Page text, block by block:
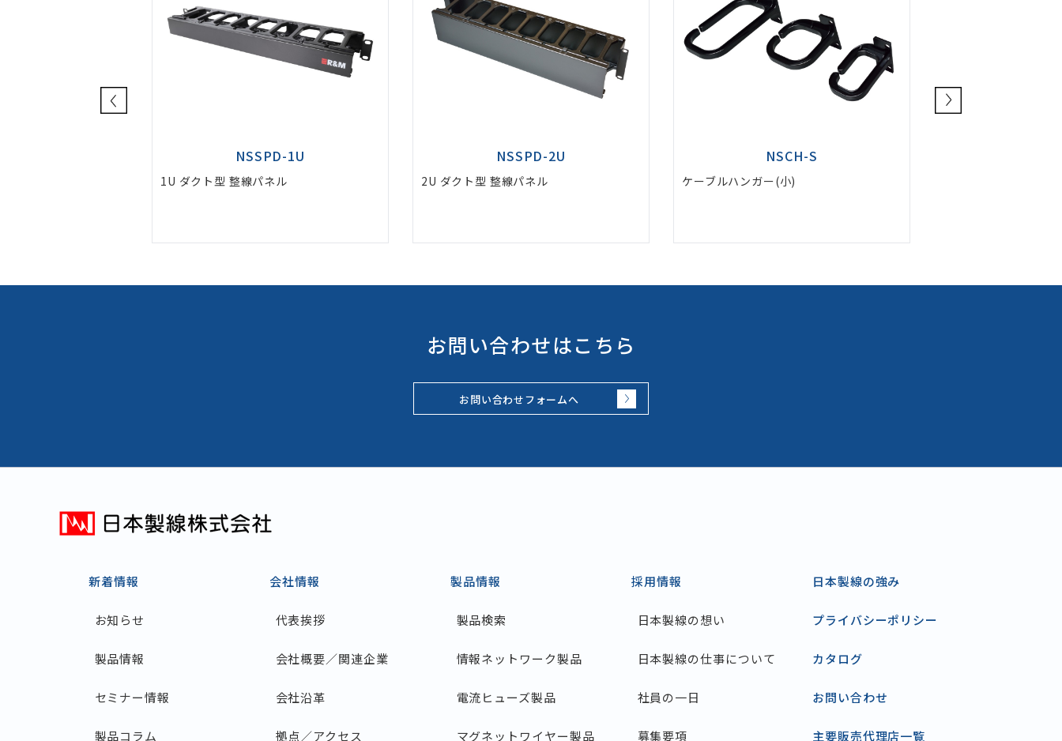
NSSPD-2U
2U ダクト型 整線パネル
NSCH-S
ケーブルハンガー(小)
NSCH-M
ケーブルハンガー(中)
お問い合わせはこちら
お問い合わせフォームへ
新着情報
お知らせ
製品情報
セミナー情報
製品コラム
会社情報
代表挨拶
会社概要／関連企業
会社沿革
拠点／アクセス
製品情報
製品検索
情報ネットワーク製品
電流ヒューズ製品
マグネットワイヤー製品
採用情報
日本製線の想い
日本製線の仕事について
社員の一日
募集要項
日本製線の強み
プライバシーポリシー
カタログ
お問い合わせ
主要販売代理店一覧